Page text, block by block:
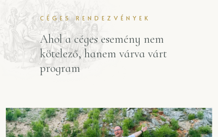
CÉGES RENDEZVÉNYEK
Ahol a céges esemény nem
kötelező, hanem várva várt
program